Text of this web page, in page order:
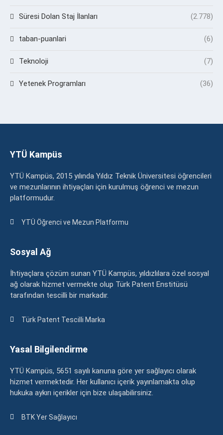
Süresi Dolan Staj İlanları (2.778)
taban-puanlari (6)
Teknoloji (7)
Yetenek Programları (36)
YTÜ Kampüs
YTÜ Kampüs, 2015 yılında Yıldız Teknik Üniversitesi öğrencileri
ve mezunlarının ihtiyaçları için kurulmuş öğrenci ve mezun
platformudur.
YTÜ Öğrenci ve Mezun Platformu
Sosyal Ağ
İhtiyaçlara çözüm sunan YTÜ Kampüs, yıldızlılara özel sosyal
ağ olarak hizmet vermekte olup Türk Patent Enstitüsü
tarafından tescilli bir markadır.
Türk Patent Tescilli Marka
Yasal Bilgilendirme
YTÜ Kampüs, 5651 sayılı kanuna göre yer sağlayıcı olarak
hizmet vermektedir. Her kullanıcı içerik yayınlamakta olup
hukuka aykırı içerikler için bize ulaşabilirsiniz.
BTK Yer Sağlayıcı